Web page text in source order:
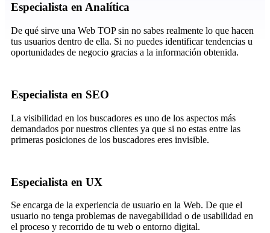
Especialista en Analítica
De qué sirve una Web TOP sin no sabes realmente lo que hacen
tus usuarios dentro de ella. Si no puedes identificar tendencias u
oportunidades de negocio gracias a la información obtenida.
Especialista en SEO
La visibilidad en los buscadores es uno de los aspectos más
demandados por nuestros clientes ya que si no estas entre las
primeras posiciones de los buscadores eres invisible.
Especialista en UX
Se encarga de la experiencia de usuario en la Web. De que el
usuario no tenga problemas de navegabilidad o de usabilidad en
el proceso y recorrido de tu web o entorno digital.